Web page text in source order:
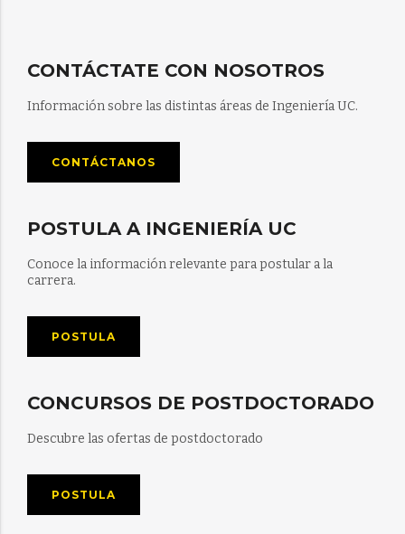
CONTÁCTATE CON NOSOTROS
Información sobre las distintas áreas de Ingeniería UC.
CONTÁCTANOS
POSTULA A INGENIERÍA UC
Conoce la información relevante para postular a la
carrera.
POSTULA
CONCURSOS DE POSTDOCTORADO
Descubre las ofertas de postdoctorado
POSTULA